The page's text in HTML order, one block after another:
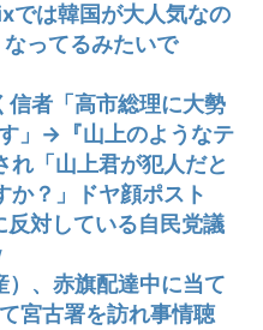
では韓国が大人気なの
ってるみたいで
信者「高市総理に大勢
」→『山上のようなテ
れ「山上君が犯人だと
か？」ドヤ顔ポスト
反対している自民党議
、赤旗配達中に当て
宮古署を訪れ事情聴